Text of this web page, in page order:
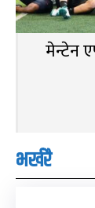
मेन्टेन
भर्खरै